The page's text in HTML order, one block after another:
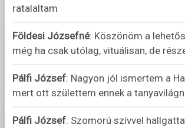
ratalaltam
Földesi Józsefné: Köszönöm a
még ha csak utólag, vituálisan, de
Pálfi József: Nagyon jól ismertem a
mert ott születtem ennek a
Pálfi József: Szomorú szívvel